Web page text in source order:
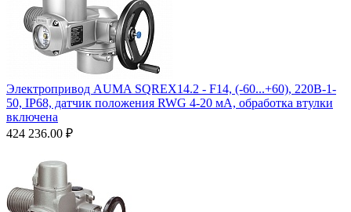
Электропривод AUMA SQREX14.2 - F14, (-60...+60), 220B-1-
50, IP68, датчик положения RWG 4-20 мA, обработка втулки
включена
424 236.00 ₽